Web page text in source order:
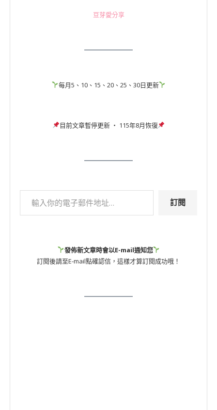
豆芽愛分享
每月5、10、15、20、25、30日更新
目前文章暫停更新 ‧ 115年8月恢復
訂閱
發佈新文章時會以E-mail通知您
訂閱後請至E-mail點確認信，這樣才算訂閱成功哦！